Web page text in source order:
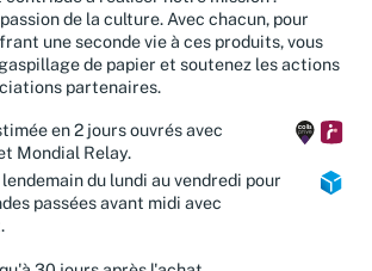
contribue à réaliser notre mission :
de la culture. Avec chacun, pour
une seconde vie à ces produits, vous
de papier et soutenez les actions
partenaires.
en 2 jours ouvrés avec
Mondial Relay.
du lundi au vendredi pour
passées avant midi avec